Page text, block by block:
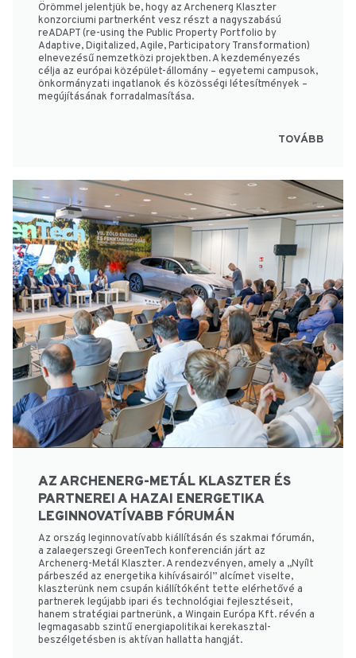
Örömmel jelentjük be, hogy az Archenerg Klaszter
konzorciumi partnerként vesz részt a nagyszabású
reADAPT (re-using the Public Property Portfolio by
Adaptive, Digitalized, Agile, Participatory Transformation)
elnevezésű nemzetközi projektben. A kezdeményezés
célja az európai középület-állomány – egyetemi campusok,
önkormányzati ingatlanok és közösségi létesítmények –
megújításának forradalmasítása.
TOVÁBB
AZ ARCHENERG-METÁL KLASZTER ÉS
PARTNEREI A HAZAI ENERGETIKA
LEGINNOVATÍVABB FÓRUMÁN
Az ország leginnovatívabb kiállításán és szakmai fórumán,
a zalaegerszegi GreenTech konferencián járt az
Archenerg-Metál Klaszter. A rendezvényen, amely a „Nyílt
párbeszéd az energetika kihívásairól” alcímet viselte,
klaszterünk nem csupán kiállítóként tette elérhetővé a
partnerek legújabb ipari és technológiai fejlesztéseit,
hanem stratégiai partnerünk, a Wingain Európa Kft. révén a
legmagasabb szintű energiapolitikai kerekasztal-
beszélgetésben is aktívan hallatta hangját.